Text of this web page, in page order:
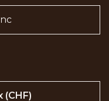
(CHF)